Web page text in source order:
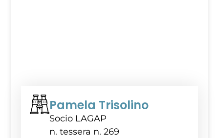
Pamela Trisolino
Socio LAGAP
n. tessera n. 269